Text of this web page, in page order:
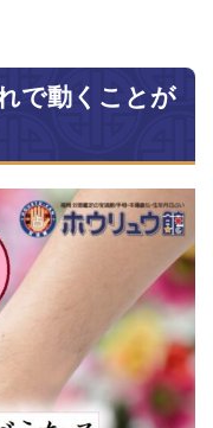
で動くことが